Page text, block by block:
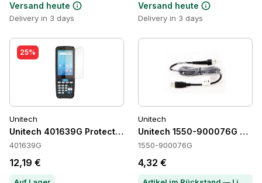
Versand heute
Delivery in 3 days
Versand heute
Delivery in 3 days
25%
Unitech
Unitech 401639G Protection
401639G
12,19 €
Unitech
Unitech 1550-900076G
1550-900076G
4,32 €